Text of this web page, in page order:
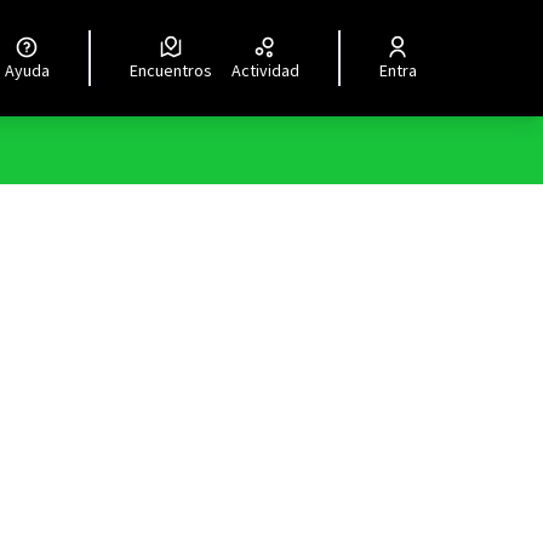
Ayuda Encuentros Actividad Entra